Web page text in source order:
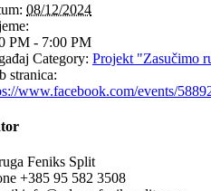
08/12/2024
PM - 7:00 PM
Category: Projekt "Zasučimo
stranica:
www.facebook.com/events/
Feniks Split
+385 95 582 3508